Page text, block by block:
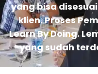
yang bisa
klien. Proses
Learn By Doing.
yang sudah